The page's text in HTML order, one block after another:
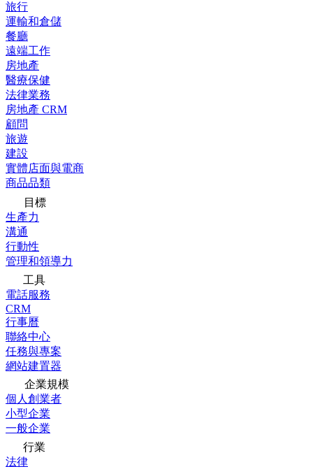
旅行
運輸和倉儲
餐廳
遠端工作
房地產
醫療保健
法律業務
房地產 CRM
顧問
旅遊
建設
實體店面與電商
商品品類
目標
生產力
溝通
行動性
管理和領導力
工具
電話服務
CRM
行事曆
聯絡中心
任務與專案
網站建置器
企業規模
個人創業者
小型企業
一般企業
行業
法律